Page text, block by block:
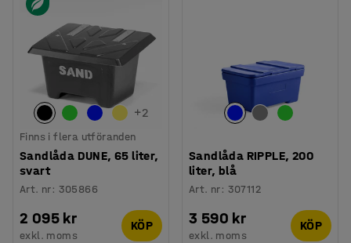
+2
Finns i flera utföranden
Sandlåda DUNE, 65 liter,
svart
Art. nr: 305866
2 095 kr
exkl. moms
KÖP
Sandlåda RIPPLE, 200
liter, blå
Art. nr: 307112
3 590 kr
exkl. moms
KÖP